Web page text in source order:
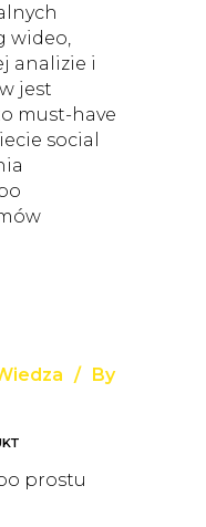
wideo,
analizie i
jest
must-have
social
By
prostu